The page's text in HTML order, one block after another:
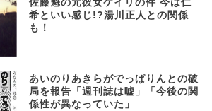
佐藤魁の元彼女ケイリの件 今は仁
希といい感じ!?湯川正人との関係
も！
あいのりあきらがでっぱりんとの破
局を報告「週刊誌は嘘」「今後の関
係性が異なっていた」